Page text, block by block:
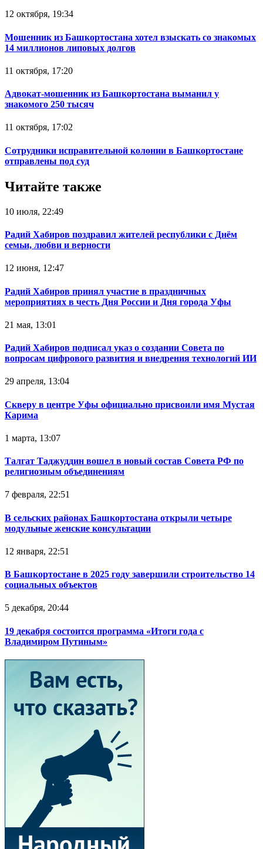
12 октября, 19:34
Мошенник из Башкортостана хотел взыскать со знакомых
14 миллионов липовых долгов
11 октября, 17:20
Адвокат-мошенник из Башкортостана выманил у
знакомого 250 тысяч
11 октября, 17:02
Сотрудники исправительной колонии в Башкортостане
отправлены под суд
Читайте также
10 июля, 22:49
Радий Хабиров поздравил жителей республики с Днём
семьи, любви и верности
12 июня, 12:47
Радий Хабиров принял участие в праздничных
мероприятиях в честь Дня России и Дня города Уфы
21 мая, 13:01
Радий Хабиров подписал указ о создании Совета по
вопросам цифрового развития и внедрения технологий ИИ
29 апреля, 13:04
Скверу в центре Уфы официально присвоили имя Мустая
Карима
1 марта, 13:07
Талгат Таджуддин вошел в новый состав Совета РФ по
религиозным объединениям
7 февраля, 22:51
В сельских районах Башкортостана открыли четыре
модульные женские консультации
12 января, 22:51
В Башкортостане в 2025 году завершили строительство 14
социальных объектов
5 декабря, 20:44
19 декабря состоится программа «Итоги года с
Владимиром Путиным»